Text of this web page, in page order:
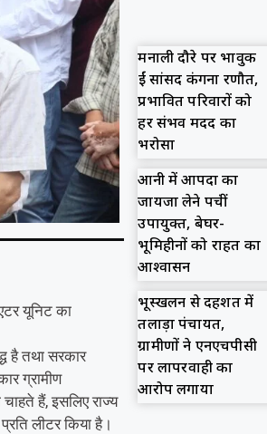
यूनिट का
है तथा सरकार
ग्रामीण
हैं, इसलिए राज्य
लीटर किया है।
मनाली दौरे पर भावुक
हुईं सांसद कंगना रणौत,
प्रभावित परिवारों को
हर संभव मदद का
भरोसा
आनी में आपदा का
जायजा लेने पहुंचीं
उपायुक्त, बेघर-
भूमिहीनों को राहत का
आश्वासन
भूस्खलन से दहशत में
तलाड़ा पंचायत,
ग्रामीणों ने एनएचपीसी
पर लापरवाही का
आरोप लगाया